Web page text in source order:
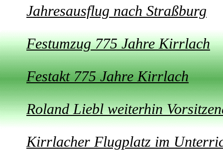
Jahresausflug nach Straßburg
Festumzug 775 Jahre Kirrlach
Festakt 775 Jahre Kirrlach
Roland Liebl weiterhin
Kirrlacher Flugplatz im